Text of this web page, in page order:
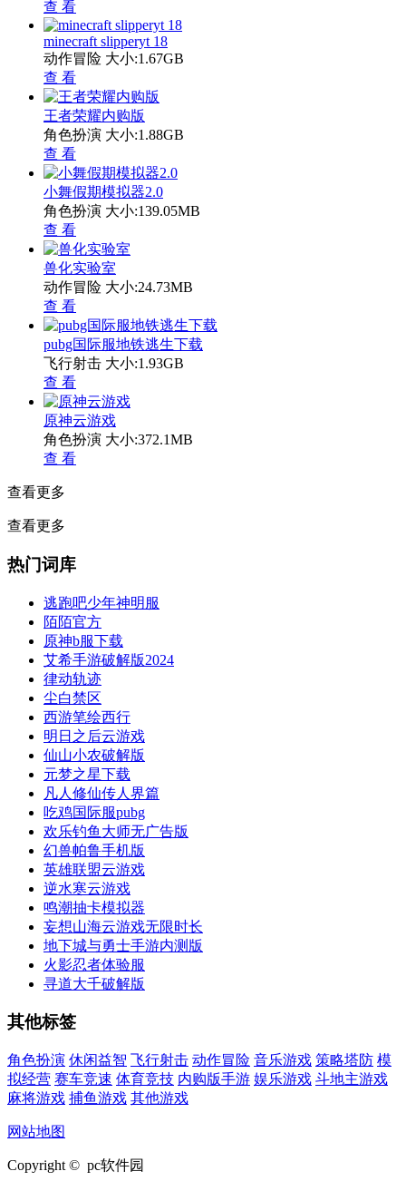
查 看
minecraft slipperyt 18
动作冒险 大小:1.67GB
查 看
王者荣耀内购版
角色扮演 大小:1.88GB
查 看
小舞假期模拟器2.0
角色扮演 大小:139.05MB
查 看
兽化实验室
动作冒险 大小:24.73MB
查 看
pubg国际服地铁逃生下载
飞行射击 大小:1.93GB
查 看
原神云游戏
角色扮演 大小:372.1MB
查 看
查看更多
查看更多
热门词库
逃跑吧少年神明服
陌陌官方
原神b服下载
艾希手游破解版2024
律动轨迹
尘白禁区
西游笔绘西行
明日之后云游戏
仙山小农破解版
元梦之星下载
凡人修仙传人界篇
吃鸡国际服pubg
欢乐钓鱼大师无广告版
幻兽帕鲁手机版
英雄联盟云游戏
逆水寒云游戏
鸣潮抽卡模拟器
妄想山海云游戏无限时长
地下城与勇士手游内测版
火影忍者体验服
寻道大千破解版
其他标签
角色扮演 休闲益智 飞行射击 动作冒险 音乐游戏 策略塔防 模
拟经营 赛车竞速 体育竞技 内购版手游 娱乐游戏 斗地主游戏
麻将游戏 捕鱼游戏 其他游戏
网站地图
Copyright © pc软件园